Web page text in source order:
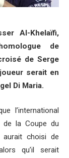
Al-Khelaïfi,
de
de Serge
serait en
Di Maria.
l’international
de la Coupe du
aurait choisi de
qu’il serait